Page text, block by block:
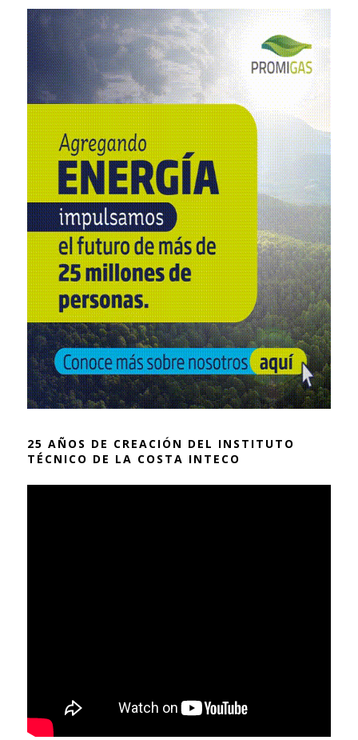
25 AÑOS DE CREACIÓN DEL INSTITUTO
TÉCNICO DE LA COSTA INTECO